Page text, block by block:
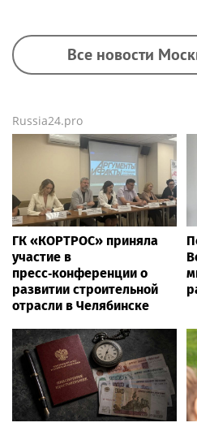
Все новости
Russia24.pro
ГК «КОРТРОС» приняла
участие в
пресс‑конференции о
развитии строительной
отрасли в Челябинске